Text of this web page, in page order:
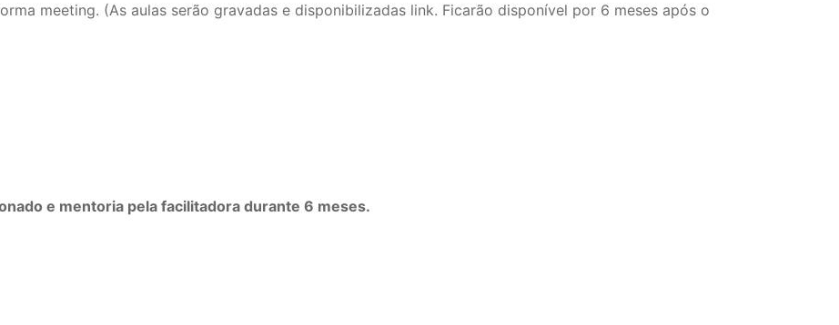
meeting. (As aulas serão gravadas e disponibilizadas link. Ficarão disponível por 6 meses após o
e mentoria pela facilitadora durante 6 meses.